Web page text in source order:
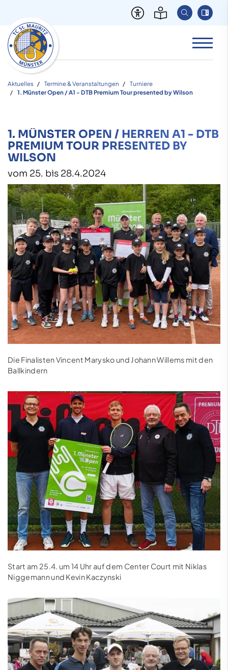
Aktuelles Termine & Veranstaltungen
Turniere
1. Münster Open / A1 - DTB Premium Tour presented by Wilson
1. MÜNSTER OPEN / HERREN A1 - DTB
PREMIUM TOUR PRESENTED BY
WILSON
vom 25. bis 28.4.2024
Die Finalisten Vincent Marysko und Johann Willems mit den
Ballkindern
Start am 25.4. um 14 Uhr auf dem Center Court mit Niklas
Niggemann und Kevin Kaczynski